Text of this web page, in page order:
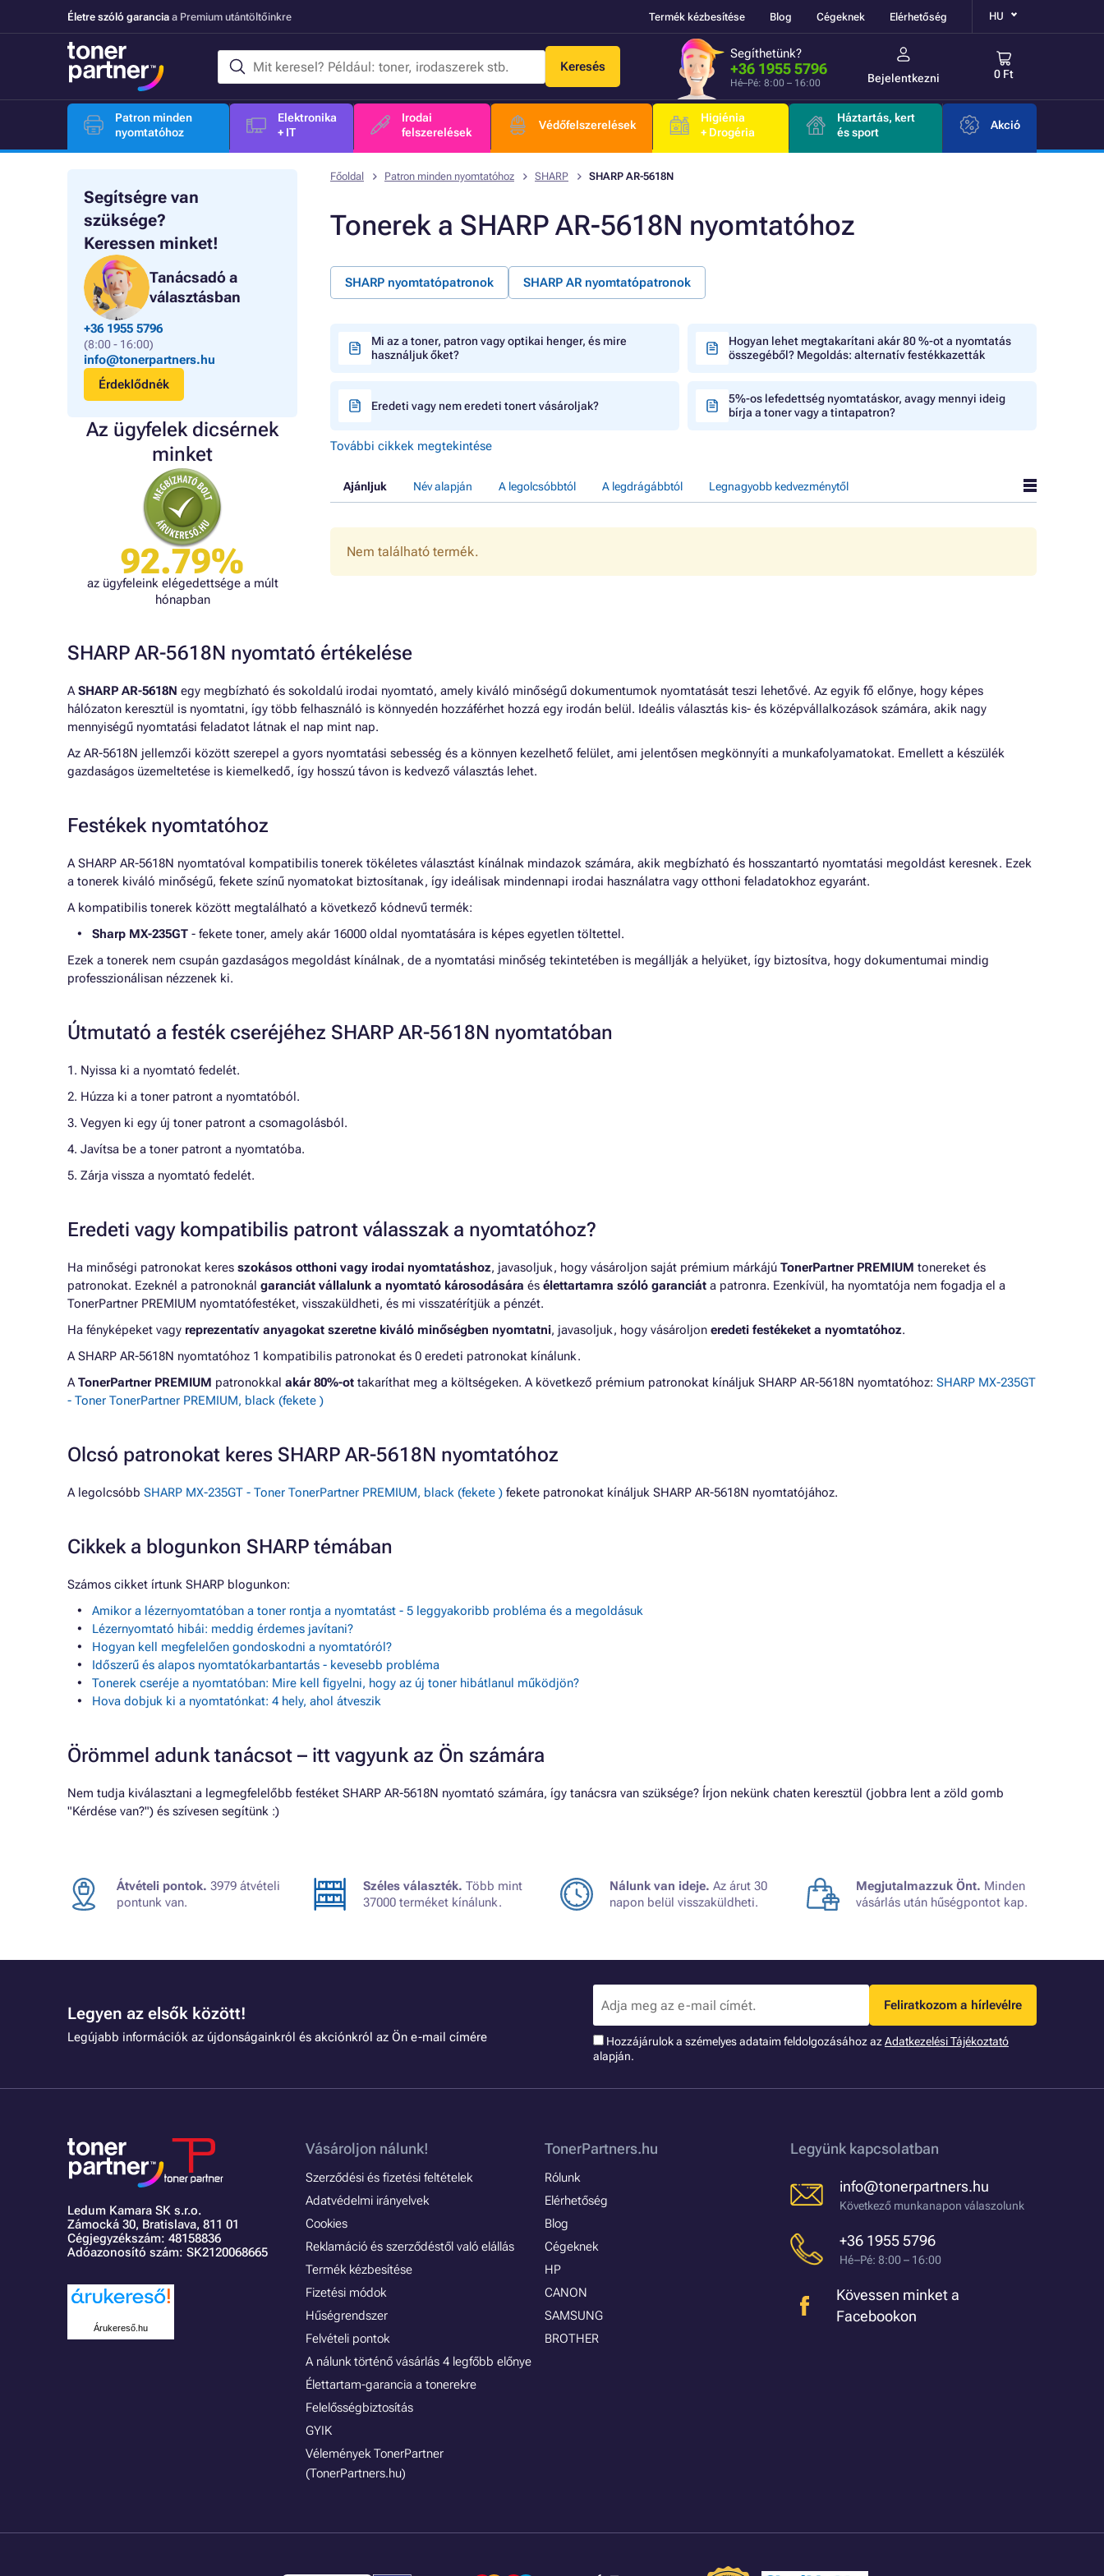
Életre szóló garancia a Premium utántöltőinkre Termék kézbesítése Blog Cégeknek Elérhetőség HU
Keresés
Segíthetünk?
+36 1955 5796
Hé–Pé: 8:00 – 16:00 Bejelentkezni 0 Ft
Patron minden
nyomtatóhoz
Elektronika
+ IT
Irodai
felszerelések
Védőfelszerelések
Higiénia
+ Drogéria
Háztartás, kert
és sport
Akció
Segítségre van
szüksége?
Keressen minket!
Tanácsadó a
választásban
+36 1955 5796
(8:00 - 16:00)
info@tonerpartners.hu
Érdeklődnék
Az ügyfelek dicsérnek
minket
92.79%
az ügyfeleink elégedettsége a múlt
hónapban
Főoldal Patron minden nyomtatóhoz SHARP SHARP AR-5618N
Tonerek a SHARP AR-5618N nyomtatóhoz
SHARP nyomtatópatronok SHARP AR nyomtatópatronok
Mi az a toner, patron vagy optikai henger, és mire
használjuk őket?
Hogyan lehet megtakarítani akár 80 %-ot a nyomtatás
összegéből? Megoldás: alternatív festékkazetták
Eredeti vagy nem eredeti tonert vásároljak?
5%-os lefedettség nyomtatáskor, avagy mennyi ideig
bírja a toner vagy a tintapatron?
További cikkek megtekintése
Ajánljuk Név alapján A legolcsóbbtól A legdrágábbtól Legnagyobb kedvezménytől
Nem található termék.
SHARP AR-5618N nyomtató értékelése
ASHARP AR-5618N egy megbízható és sokoldalú irodai nyomtató, amely kiváló minőségű dokumentumok nyomtatását teszi lehetővé. Az egyik fő előnye, hogy képes
hálózaton keresztül is nyomtatni, így több felhasználó is könnyedén hozzáférhet hozzá egy irodán belül. Ideális választás kis- és középvállalkozások számára, akik nagy
mennyiségű nyomtatási feladatot látnak el nap mint nap.
Az AR-5618N jellemzői között szerepel a gyors nyomtatási sebesség és a könnyen kezelhető felület, ami jelentősen megkönnyíti a munkafolyamatokat. Emellett a készülék
gazdaságos üzemeltetése is kiemelkedő, így hosszú távon is kedvező választás lehet.
Festékek nyomtatóhoz
A SHARP AR-5618N nyomtatóval kompatibilis tonerek tökéletes választást kínálnak mindazok számára, akik megbízható és hosszantartó nyomtatási megoldást keresnek. Ezek
a tonerek kiváló minőségű, fekete színű nyomatokat biztosítanak, így ideálisak mindennapi irodai használatra vagy otthoni feladatokhoz egyaránt.
A kompatibilis tonerek között megtalálható a következő kódnevű termék:
Sharp MX-235GT - fekete toner, amely akár 16000 oldal nyomtatására is képes egyetlen töltettel.
Ezek a tonerek nem csupán gazdaságos megoldást kínálnak, de a nyomtatási minőség tekintetében is megállják a helyüket, így biztosítva, hogy dokumentumai mindig
professzionálisan nézzenek ki.
Útmutató a festék cseréjéhez SHARP AR-5618N nyomtatóban
1. Nyissa ki a nyomtató fedelét.
2. Húzza ki a toner patront a nyomtatóból.
3. Vegyen ki egy új toner patront a csomagolásból.
4. Javítsa be a toner patront a nyomtatóba.
5. Zárja vissza a nyomtató fedelét.
Eredeti vagy kompatibilis patront válasszak a nyomtatóhoz?
Ha minőségi patronokat keres szokásos otthoni vagy irodai nyomtatáshoz, javasoljuk, hogy vásároljon saját prémium márkájú TonerPartner PREMIUM tonereket és
patronokat. Ezeknél a patronoknál garanciát vállalunk a nyomtató károsodására és élettartamra szóló garanciát a patronra. Ezenkívül, ha nyomtatója nem fogadja el a
TonerPartner PREMIUM nyomtatófestéket, visszaküldheti, és mi visszatérítjük a pénzét.
Ha fényképeket vagy reprezentatív anyagokat szeretne kiváló minőségben nyomtatni, javasoljuk, hogy vásároljon eredeti festékeket a nyomtatóhoz.
A SHARP AR-5618N nyomtatóhoz 1 kompatibilis patronokat és 0 eredeti patronokat kínálunk.
ATonerPartner PREMIUM patronokkal akár 80%-ot takaríthat meg a költségeken. A következő prémium patronokat kínáljuk SHARP AR-5618N nyomtatóhoz: SHARP MX-235GT
- Toner TonerPartner PREMIUM, black (fekete )
Olcsó patronokat keres SHARP AR-5618N nyomtatóhoz
A legolcsóbb SHARP MX-235GT - Toner TonerPartner PREMIUM, black (fekete ) fekete patronokat kínáljuk SHARP AR-5618N nyomtatójához.
Cikkek a blogunkon SHARP témában
Számos cikket írtunk SHARP blogunkon:
Amikor a lézernyomtatóban a toner rontja a nyomtatást - 5 leggyakoribb probléma és a megoldásuk
Lézernyomtató hibái: meddig érdemes javítani?
Hogyan kell megfelelően gondoskodni a nyomtatóról?
Időszerű és alapos nyomtatókarbantartás - kevesebb probléma
Tonerek cseréje a nyomtatóban: Mire kell figyelni, hogy az új toner hibátlanul működjön?
Hova dobjuk ki a nyomtatónkat: 4 hely, ahol átveszik
Örömmel adunk tanácsot – itt vagyunk az Ön számára
Nem tudja kiválasztani a legmegfelelőbb festéket SHARP AR-5618N nyomtató számára, így tanácsra van szüksége? Írjon nekünk chaten keresztül (jobbra lent a zöld gomb
"Kérdése van?") és szívesen segítünk :)
Átvételi pontok. 3979 átvételi
pontunk van.
Széles választék. Több mint
37000 terméket kínálunk.
Nálunk van ideje. Az árut 30
napon belül visszaküldheti.
Megjutalmazzuk Önt. Minden
vásárlás után hűségpontot kap.
Legyen az elsők között!
Legújabb információk az újdonságainkról és akciónkról az Ön e-mail címére
Feliratkozom a hírlevélre
Hozzájárulok a szémelyes adataim feldolgozásához azAdatkezelési Tájékoztató
alapján.
Ledum Kamara SK s.r.o.
Zámocká 30, Bratislava, 811 01
Cégjegyzékszám: 48158836
Adóazonosító szám: SK2120068665
Árukereső.hu
Vásároljon nálunk!
Szerződési és fizetési feltételek
Adatvédelmi irányelvek
Cookies
Reklamáció és szerződéstől való elállás
Termék kézbesítése
Fizetési módok
Hűségrendszer
Felvételi pontok
A nálunk történő vásárlás 4 legfőbb előnye
Élettartam-garancia a tonerekre
Felelősségbiztosítás
GYIK
Vélemények TonerPartner
(TonerPartners.hu)
TonerPartners.hu
Rólunk
Elérhetőség
Blog
Cégeknek
HP
CANON
SAMSUNG
BROTHER
Legyünk kapcsolatban
info@tonerpartners.hu
Következő munkanapon válaszolunk
+36 1955 5796
Hé–Pé: 8:00 – 16:00
Kövessen minket a
Facebookon